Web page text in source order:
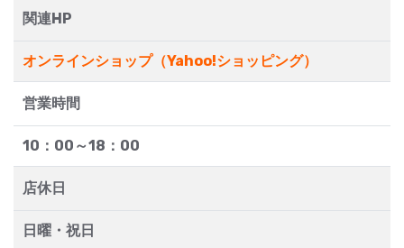
関連HP
オンラインショップ（Yahoo!ショッピング）
営業時間
10：00～18：00
店休日
日曜・祝日